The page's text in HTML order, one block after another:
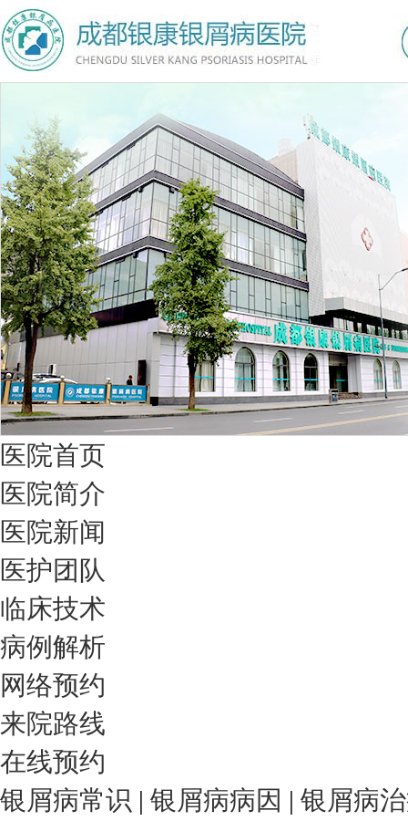
医院首页
医院简介
医院新闻
医护团队
临床技术
病例解析
网络预约
来院路线
在线预约
银屑病常识 | 银屑病病因 | 银屑病